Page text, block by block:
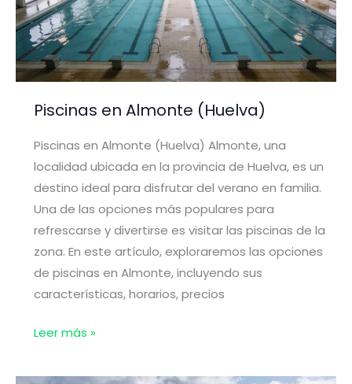
Piscinas en Almonte (Huelva)
Piscinas en Almonte (Huelva) Almonte, una
localidad ubicada en la provincia de Huelva, es un
destino ideal para disfrutar del verano en familia.
Una de las opciones más populares para
refrescarse y divertirse es visitar las piscinas de la
zona. En este artículo, exploraremos las opciones
de piscinas en Almonte, incluyendo sus
características, horarios, precios
Piscinas
Almonte
Leer más »